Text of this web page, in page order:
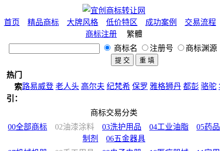
首页 精品商标 大牌风格 低价特区 成功案例
交易流程
商标注册
繁體
商标名
注册号 商标渊源
热门
索
引：
路易威登 老人头 高尔夫 纪梵希 保罗 雅格狮丹 都彭 骆驼
BOSS 彪马 鳄鱼
装 男装 童装 中国风 法国 意大利 美国 日本 西班牙 韩国
国 墨西哥 花化公子 公鸡 阿玛尼
商标交易分类
00全部商标
02油漆涂料 03洗护用品 04工业油脂
05药品
制剂
06五金器具